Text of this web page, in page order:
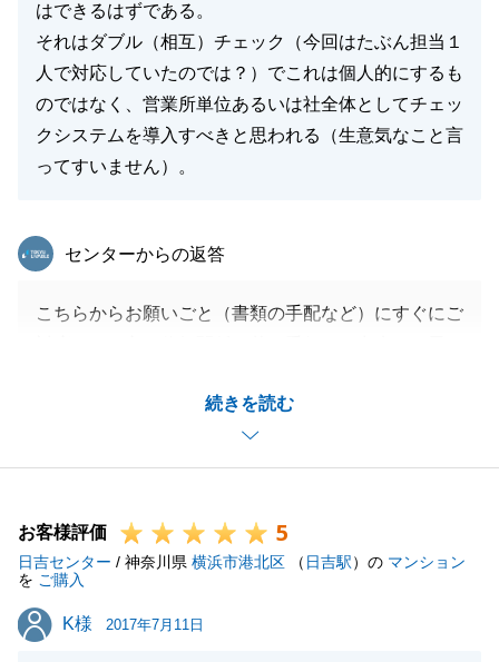
はできるはずである。
それはダブル（相互）チェック（今回はたぶん担当１
人で対応していたのでは？）でこれは個人的にするも
のではなく、営業所単位あるいは社全体としてチェッ
クシステムを導入すべきと思われる（生意気なこと言
ってすいません）。
続きを読む
東急リバブル
センターからの返答
こちらからお願いごと（書類の手配など）にすぐにご
ご指摘、早速改善できるよう社内で声をかけていきま
アンケート、ご協力頂き誠にありがとうございまし
お客様評価 5
日吉センター / 神奈川県 横浜市港北区 （ 日吉駅）の マンション
を ご購入
K様
K様 2017年7月11日